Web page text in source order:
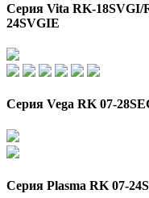
Серия Vita RK-
24SVGIE
Серия Vega RK 07-
Серия Plasma RK 07-